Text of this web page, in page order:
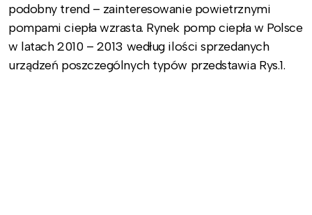
podobny trend – zainteresowanie powietrznymi
pompami ciepła wzrasta. Rynek pomp ciepła w Polsce
w latach 2010 – 2013 według ilości sprzedanych
urządzeń poszczególnych typów przedstawia Rys.1.